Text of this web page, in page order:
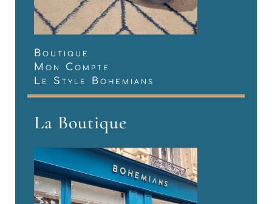
Boutique
Mon Compte
Le Style Bohemians
La Boutique